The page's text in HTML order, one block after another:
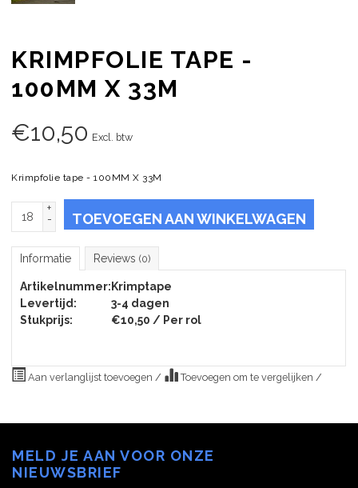
KRIMPFOLIE TAPE -
100MM X 33M
€10,50 Excl. btw
Krimpfolie tape - 100MM X 33M
+
-
TOEVOEGEN AAN WINKELWAGEN
Informatie Reviews (0)
Artikelnummer: Krimptape
Levertijd:
3-4 dagen
Stukprijs:
€10,50 / Per rol
Aan verlanglijst toevoegen / Toevoegen om te vergelijken /
MELD JE AAN VOOR ONZE
NIEUWSBRIEF